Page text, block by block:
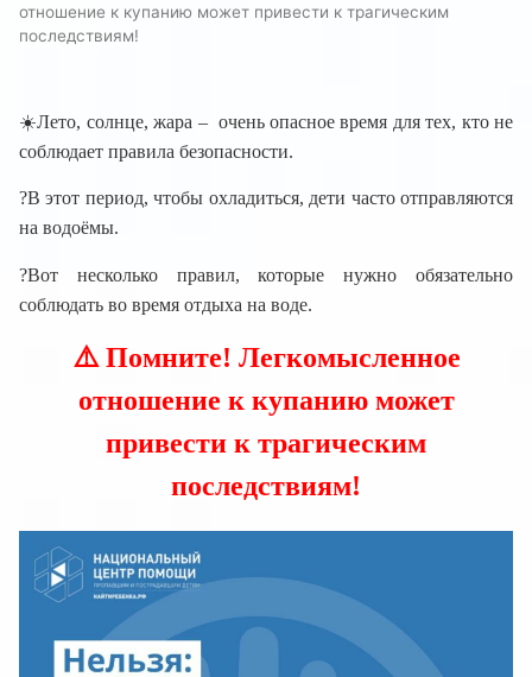
отношение к купанию может привести к трагическим
последствиям!
☀️Лето, солнце, жара – очень опасное время для тех, кто не
соблюдает правила безопасности.
?В этот период, чтобы охладиться, дети часто отправляются
на водоёмы.
?Вот несколько правил, которые нужно обязательно
соблюдать во время отдыха на воде.
⚠️ Помните! Легкомысленное
отношение к купанию может
привести к трагическим
последствиям!